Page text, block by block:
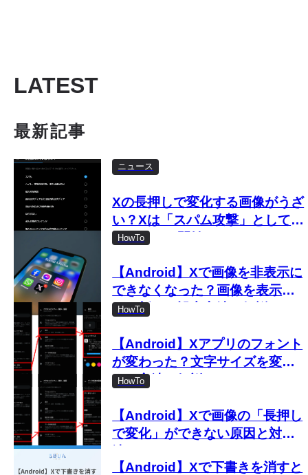
LATEST
最新記事
ニュース
Xの長押しで変化する画像がうざ
い？Xは「スパム攻撃」として取
り締まりを開始
HowTo
【Android】Xで画像を非表示に
できなくなった？画像を表示し
ない新しい設定方法を解説
HowTo
【Android】Xアプリのフォント
が変わった？文字サイズを変更
する方法を解説
HowTo
【Android】Xで画像の「長押し
で変化」ができない原因と対処
【Android】Xで下書きを消すと